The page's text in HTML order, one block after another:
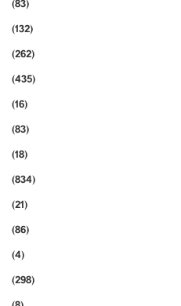
(83)
(132)
(262)
(435)
(16)
(83)
(18)
(834)
(21)
(86)
(4)
(298)